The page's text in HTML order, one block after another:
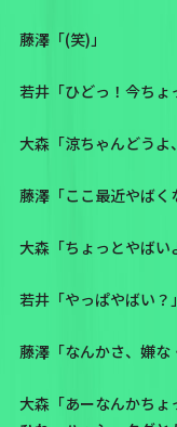
藤澤「(笑)」
若井「ひどっ！今ちょ
大森「涼ちゃんどうよ
藤澤「ここ最近やばく
大森「ちょっとやばい
若井「やっぱやばい？」
藤澤「なんかさ、嫌な
大森「あーなんかちょ